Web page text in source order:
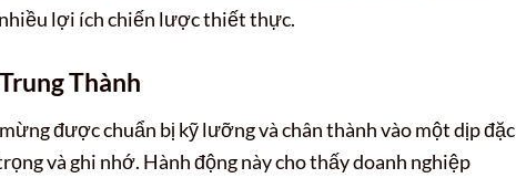
lợi ích chiến lược thiết thực.
Thành
được chuẩn bị kỹ lưỡng và chân thành vào một dịp đặc
và ghi nhớ. Hành động này cho thấy doanh nghiệp